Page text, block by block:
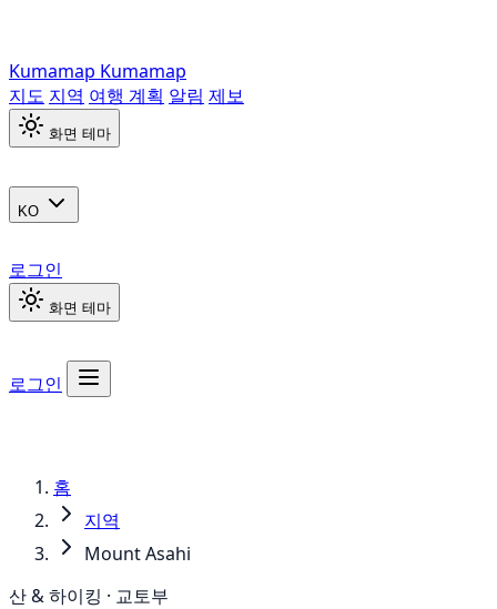
Kumamap Kumamap
지도 지역 여행 계획 알림 제보
화면 테마
KO
로그인
화면 테마
로그인
홈
지역
Mount Asahi
산 & 하이킹 · 교토부